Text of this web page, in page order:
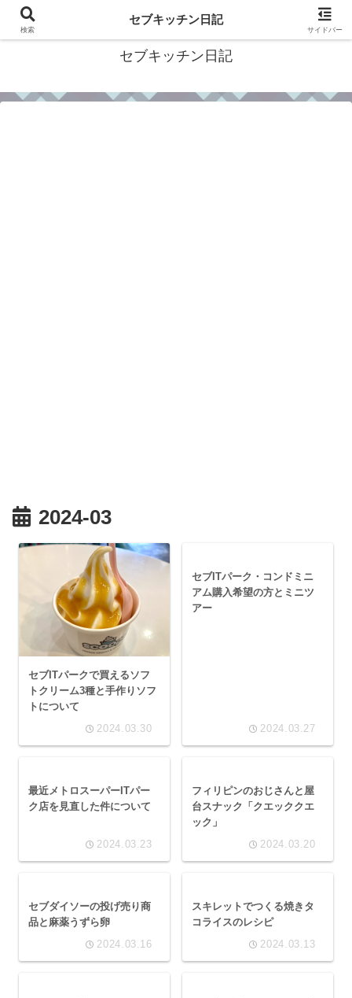
フィリピン・セブの移住情報やおすすめ食材・レシピを発信
セブキッチン日記
2024-03
セブITパークで買えるソフ
トクリーム3種と手作りソフ
トについて
2024.03.30
セブITパーク・コンドミニ
アム購入希望の方とミニツ
アー
2024.03.27
最近メトロスーパーITパー
ク店を見直した件について
2024.03.23
フィリピンのおじさんと屋
台スナック「クエッククエ
ック」
2024.03.20
セブダイソーの投げ売り商
品と麻薬うずら卵
2024.03.16
スキレットでつくる焼きタ
コライスのレシピ
2024.03.13
検索
セブキッチン日記
サイドバー